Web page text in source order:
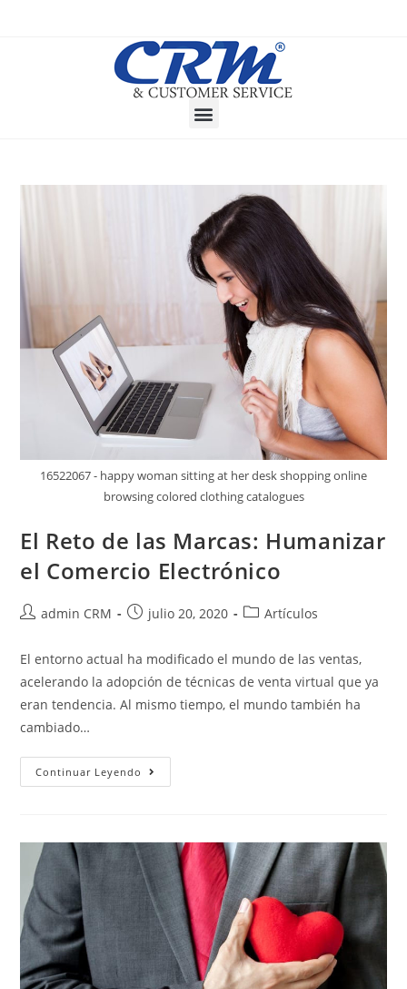
16522067 - happy woman sitting at her desk shopping online
browsing colored clothing catalogues
El Reto de las Marcas: Humanizar
el Comercio Electrónico
admin CRM julio 20, 2020 Artículos
El entorno actual ha modificado el mundo de las ventas,
acelerando la adopción de técnicas de venta virtual que ya
eran tendencia. Al mismo tiempo, el mundo también ha
cambiado…
Continuar Leyendo